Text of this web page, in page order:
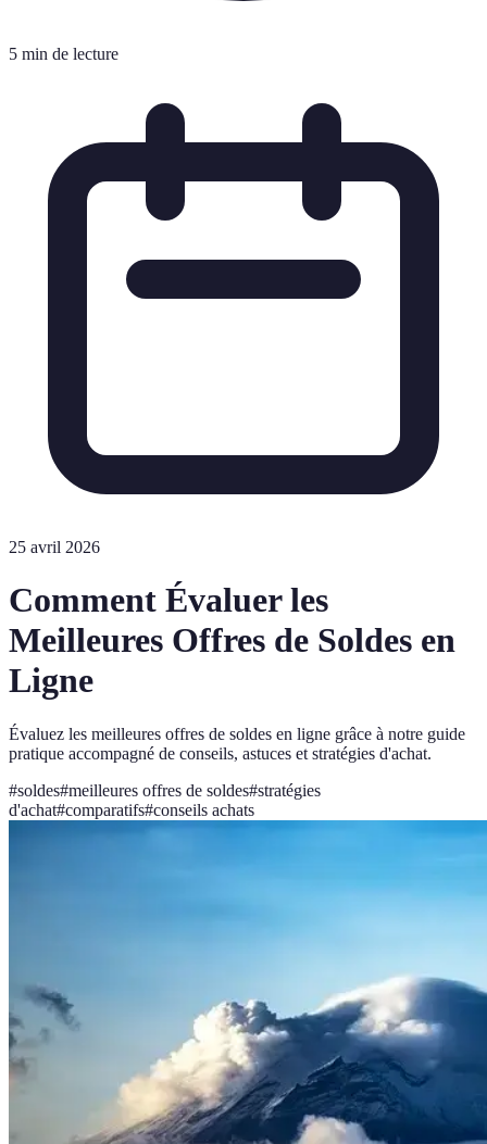
5 min de lecture
25 avril 2026
Comment Évaluer les
Meilleures Offres de Soldes en
Ligne
Évaluez les meilleures offres de soldes en ligne grâce à notre guide
pratique accompagné de conseils, astuces et stratégies d'achat.
#soldes#meilleures offres de soldes#stratégies
d'achat#comparatifs#conseils achats